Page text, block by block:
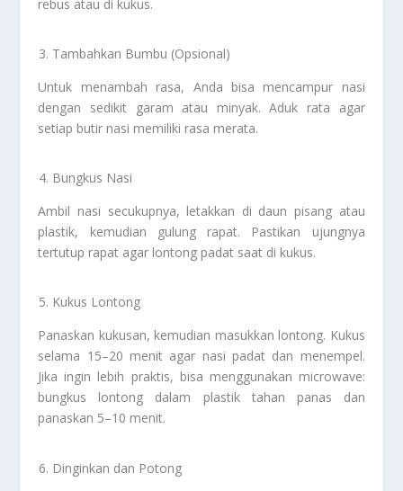
rebus atau di kukus.
Tambahkan Bumbu (Opsional)
Untuk menambah rasa, Anda bisa mencampur nasi
dengan sedikit garam atau minyak. Aduk rata agar
setiap butir nasi memiliki rasa merata.
Bungkus Nasi
Ambil nasi secukupnya, letakkan di daun pisang atau
plastik, kemudian gulung rapat. Pastikan ujungnya
tertutup rapat agar lontong padat saat di kukus.
Kukus Lontong
Panaskan kukusan, kemudian masukkan lontong. Kukus
selama 15–20 menit agar nasi padat dan menempel.
Jika ingin lebih praktis, bisa menggunakan microwave:
bungkus lontong dalam plastik tahan panas dan
panaskan 5–10 menit.
Dinginkan dan Potong